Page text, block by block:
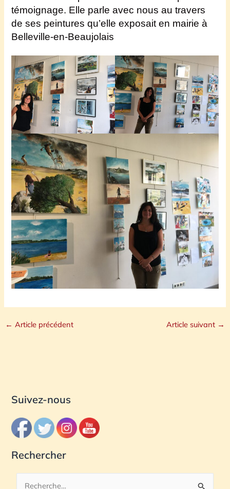
témoignage. Elle parle avec nous au travers
de ses peinturesqu’elle exposait en mairie à
Belleville-en-Beaujolais
← Article précédent Article suivant →
Suivez-nous
Rechercher